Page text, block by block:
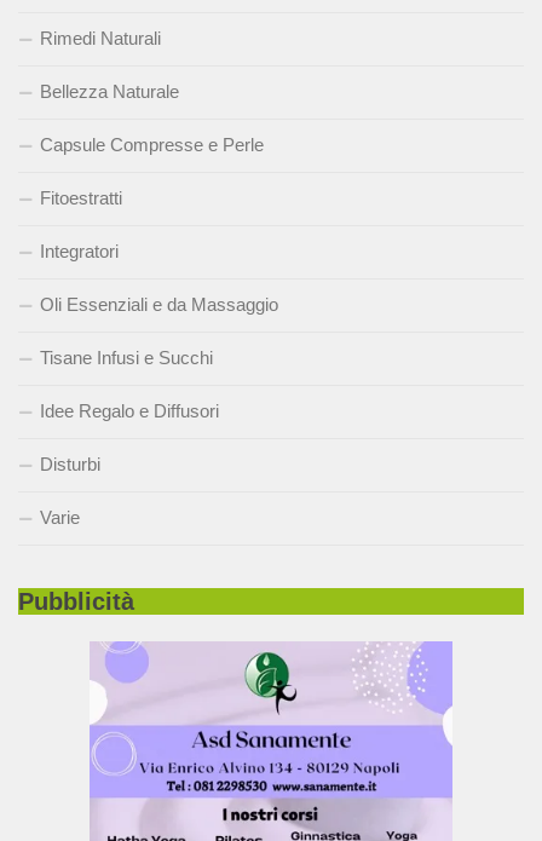
Rimedi Naturali
Bellezza Naturale
Capsule Compresse e Perle
Fitoestratti
Integratori
Oli Essenziali e da Massaggio
Tisane Infusi e Succhi
Idee Regalo e Diffusori
Disturbi
Varie
Pubblicità